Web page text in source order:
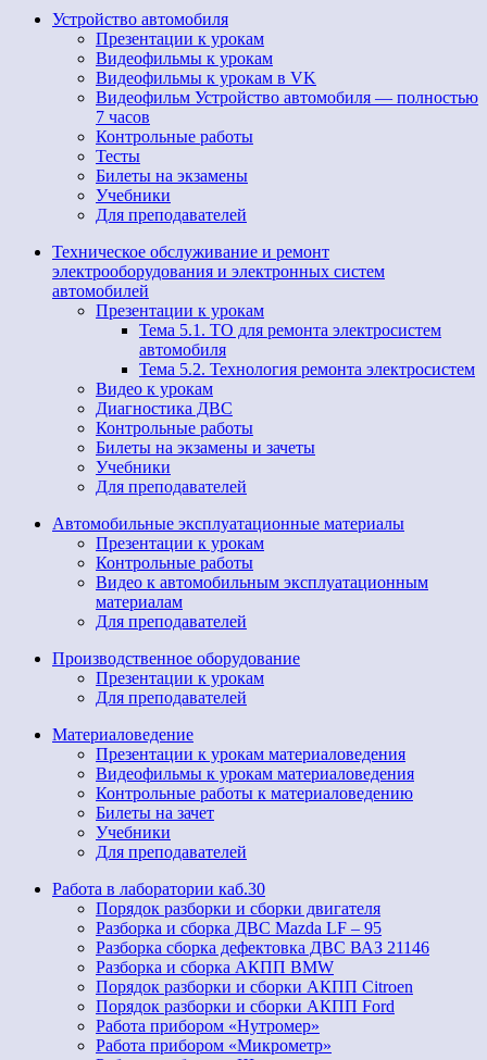
Устройство автомобиля
Презентации к урокам
Видеофильмы к урокам
Видеофильмы к урокам в VK
Видеофильм Устройство автомобиля — полностью
7 часов
Контрольные работы
Тесты
Билеты на экзамены
Учебники
Для преподавателей
Техническое обслуживание и ремонт
электрооборудования и электронных систем
автомобилей
Презентации к урокам
Тема 5.1. ТО для ремонта электросистем
автомобиля
Тема 5.2. Технология ремонта электросистем
Видео к урокам
Диагностика ДВС
Контрольные работы
Билеты на экзамены и зачеты
Учебники
Для преподавателей
Автомобильные эксплуатационные материалы
Презентации к урокам
Контрольные работы
Видео к автомобильным эксплуатационным
материалам
Для преподавателей
Производственное оборудование
Презентации к урокам
Для преподавателей
Материаловедение
Презентации к урокам материаловедения
Видеофильмы к урокам материаловедения
Контрольные работы к материаловедению
Билеты на зачет
Учебники
Для преподавателей
Работа в лаборатории каб.30
Порядок разборки и сборки двигателя
Разборка и сборка ДВС Mazda LF – 95
Разборка сборка дефектовка ДВС ВАЗ 21146
Разборка и сборка АКПП BMW
Порядок разборки и сборки АКПП Citroen
Порядок разборки и сборки АКПП Ford
Работа прибором «Нутромер»
Работа прибором «Микрометр»